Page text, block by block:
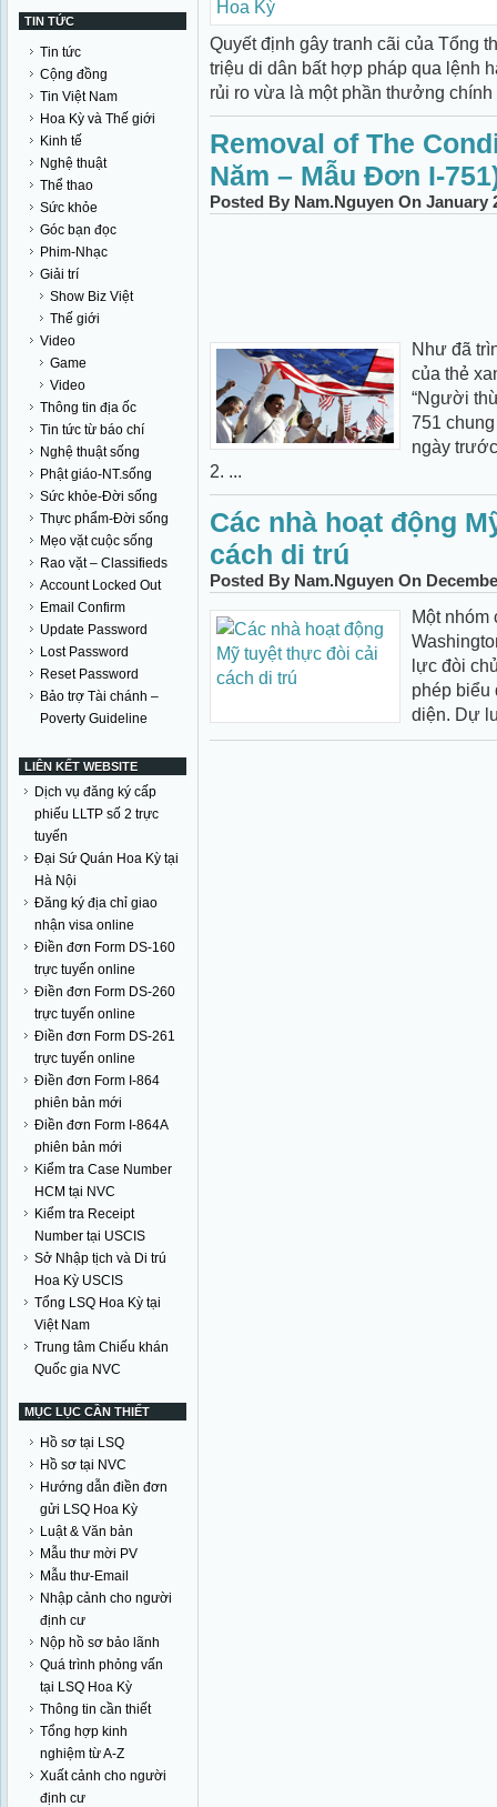
TIN TỨC
Tin tức
Cộng đồng
Tin Việt Nam
Hoa Kỳ và Thế giới
Kinh tế
Nghệ thuật
Thể thao
Sức khỏe
Góc bạn đọc
Phim-Nhạc
Giải trí
Show Biz Việt
Thế giới
Video
Game
Video
Thông tin địa ốc
Tin tức từ báo chí
Nghệ thuật sống
Phật giáo-NT.sống
Sức khỏe-Đời sống
Thực phẩm-Đời sống
Mẹo vặt cuộc sống
Rao vặt – Classifieds
Account Locked Out
Email Confirm
Update Password
Lost Password
Reset Password
Bảo trợ Tài chánh –
Poverty Guideline
LIÊN KẾT WEBSITE
Dịch vụ đăng ký cấp
phiếu LLTP số 2 trực
tuyến
Đại Sứ Quán Hoa Kỳ tại
Hà Nội
Đăng ký địa chỉ giao
nhận visa online
Điền đơn Form DS-160
trực tuyến online
Điền đơn Form DS-260
trực tuyến online
Điền đơn Form DS-261
trực tuyến online
Điền đơn Form I-864
phiên bản mới
Điền đơn Form I-864A
phiên bản mới
Kiểm tra Case Number
HCM tại NVC
Kiểm tra Receipt
Number tại USCIS
Sở Nhập tịch và Di trú
Hoa Kỳ USCIS
Tổng LSQ Hoa Kỳ tại
Việt Nam
Trung tâm Chiếu khán
Quốc gia NVC
MỤC LỤC CẦN THIẾT
Hồ sơ tại LSQ
Hồ sơ tại NVC
Hướng dẫn điền đơn
gửi LSQ Hoa Kỳ
Luật & Văn bản
Mẫu thư mời PV
Mẫu thư-Email
Nhập cảnh cho người
định cư
Nộp hồ sơ bảo lãnh
Quá trình phỏng vấn
tại LSQ Hoa Kỳ
Thông tin cần thiết
Tổng hợp kinh
nghiệm từ A-Z
Xuất cảnh cho người
định cư
Quyết định gây tranh cãi của Tổng
triệu di dân bất hợp pháp qua lệnh
rủi ro vừa là một phần thưởng chính
Removal of The
Năm – Mẫu Ðơn I-
Posted By Nam.Nguyen On January
Như đã
của thẻ
“Người
751
ngày
2. ...
Các nhà hoạt động
cách di trú
Posted By Nam.Nguyen On
Một nhóm
lực đòi
phép biểu
diện. Dự